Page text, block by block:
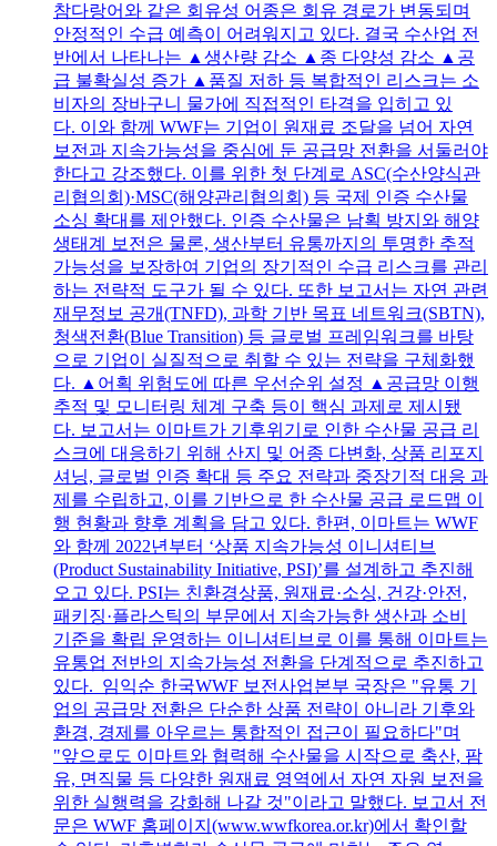
참다랑어와 같은 회유성 어종은 회유 경로가 변동되며
안정적인 수급 예측이 어려워지고 있다. 결국 수산업 전
반에서 나타나는 ▲생산량 감소 ▲종 다양성 감소 ▲공
급 불확실성 증가 ▲품질 저하 등 복합적인 리스크는 소
비자의 장바구니 물가에 직접적인 타격을 입히고 있
다. 이와 함께 WWF는 기업이 원재료 조달을 넘어 자연
보전과 지속가능성을 중심에 둔 공급망 전환을 서둘러야
한다고 강조했다. 이를 위한 첫 단계로 ASC(수산양식관
리협의회)·MSC(해양관리협의회) 등 국제 인증 수산물
소싱 확대를 제안했다. 인증 수산물은 남획 방지와 해양
생태계 보전은 물론, 생산부터 유통까지의 투명한 추적
가능성을 보장하여 기업의 장기적인 수급 리스크를 관리
하는 전략적 도구가 될 수 있다. 또한 보고서는 자연 관련
재무정보 공개(TNFD), 과학 기반 목표 네트워크(SBTN),
청색전환(Blue Transition) 등 글로벌 프레임워크를 바탕
으로 기업이 실질적으로 취할 수 있는 전략을 구체화했
다. ▲어획 위험도에 따른 우선순위 설정 ▲공급망 이행
추적 및 모니터링 체계 구축 등이 핵심 과제로 제시됐
다. 보고서는 이마트가 기후위기로 인한 수산물 공급 리
스크에 대응하기 위해 산지 및 어종 다변화, 상품 리포지
셔닝, 글로벌 인증 확대 등 주요 전략과 중장기적 대응 과
제를 수립하고, 이를 기반으로 한 수산물 공급 로드맵 이
행 현황과 향후 계획을 담고 있다. 한편, 이마트는 WWF
와 함께 2022년부터 ‘상품 지속가능성 이니셔티브
(Product Sustainability Initiative, PSI)’를 설계하고 추진해
오고 있다. PSI는 친환경상품, 원재료·소싱, 건강·안전,
패키징·플라스틱의 부문에서 지속가능한 생산과 소비
기준을 확립 운영하는 이니셔티브로 이를 통해 이마트는
유통업 전반의 지속가능성 전환을 단계적으로 추진하고
있다. 임익순 한국WWF 보전사업본부 국장은 "유통 기
업의 공급망 전환은 단순한 상품 전략이 아니라 기후와
환경, 경제를 아우르는 통합적인 접근이 필요하다"며
"앞으로도 이마트와 협력해 수산물을 시작으로 축산, 팜
유, 면직물 등 다양한 원재료 영역에서 자연 자원 보전을
위한 실행력을 강화해 나갈 것"이라고 말했다. 보고서 전
문은 WWF 홈페이지(www.wwfkorea.or.kr)에서 확인할